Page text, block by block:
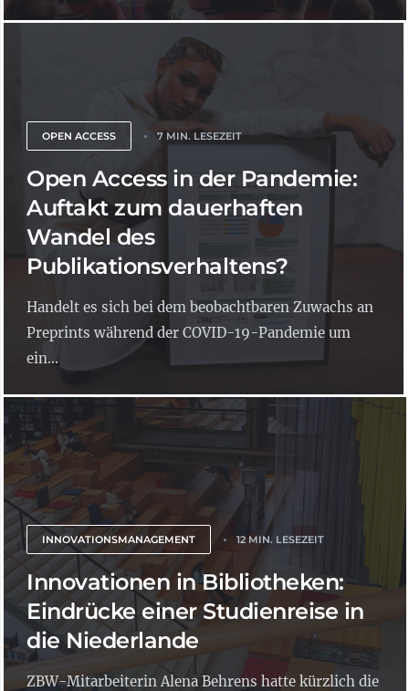
OPEN ACCESS 7 MIN. LESEZEIT
Open Access in der Pandemie:
Auftakt zum dauerhaften
Wandel des
Publikationsverhaltens?
Handelt es sich bei dem beobachtbaren Zuwachs an
Preprints während der COVID-19-Pandemie um
ein...
INNOVATIONSMANAGEMENT 12 MIN. LESEZEIT
Innovationen in Bibliotheken:
Eindrücke einer Studienreise in
die Niederlande
ZBW-Mitarbeiterin Alena Behrens hatte kürzlich die